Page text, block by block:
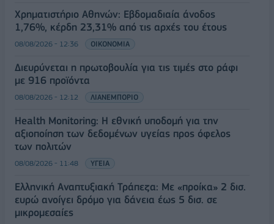
Χρηματιστήριο Αθηνών: Εβδομαδιαία άνοδος
1,76%, κέρδη 23,31% από τις αρχές του έτους
08/08/2026 - 12:36 ΟΙΚΟΝΟΜΙΑ
Διευρύνεται η πρωτοβουλία για τις τιμές στο ράφι
με 916 προϊόντα
08/08/2026 - 12:12 ΛΙΑΝΕΜΠΟΡΙΟ
Health Monitoring: Η εθνική υποδομή για την
αξιοποίηση των δεδομένων υγείας προς όφελος
των πολιτών
08/08/2026 - 11:48 ΥΓΕΙΑ
Ελληνική Αναπτυξιακή Τράπεζα: Με «προίκα» 2 δισ.
ευρώ ανοίγει δρόμο για δάνεια έως 5 δισ. σε
μικρομεσαίες